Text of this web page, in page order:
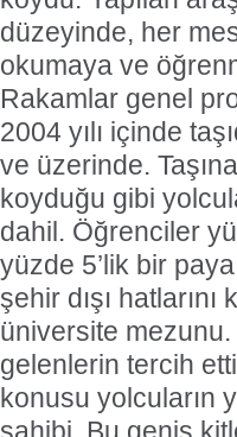
düzeyinde, her
okumaya ve
Rakamlar genel
2004 yılı içinde
ve üzerinde.
koyduğu gibi
dahil. Öğrenciler
yüzde 5’lik bir
şehir dışı
üniversite
gelenlerin tercih
konusu yolcuların